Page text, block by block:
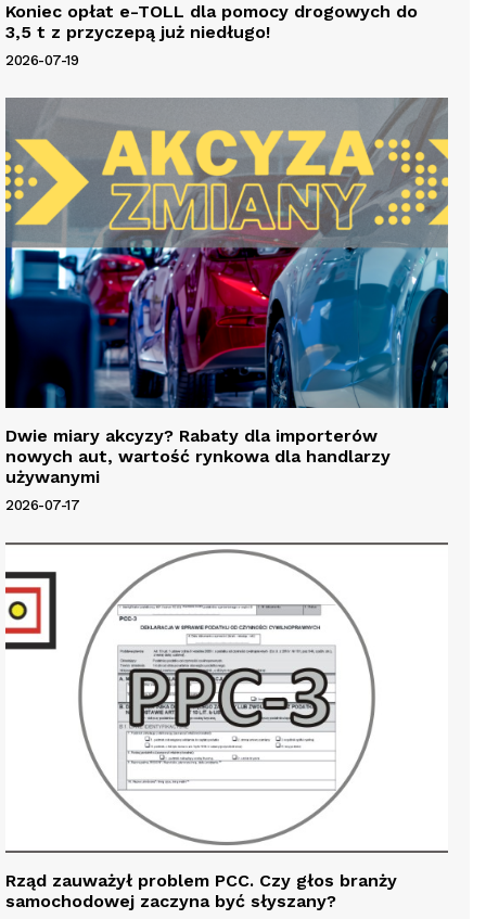
Koniec opłat e-TOLL dla pomocy drogowych do
3,5 t z przyczepą już niedługo!
2026-07-19
Dwie miary akcyzy? Rabaty dla importerów
nowych aut, wartość rynkowa dla handlarzy
używanymi
2026-07-17
Rząd zauważył problem PCC. Czy głos branży
samochodowej zaczyna być słyszany?